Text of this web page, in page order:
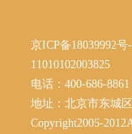
京ICP备18039992
11010102003825
电话：400-686-
地址：北京市东城
Copyright2005-